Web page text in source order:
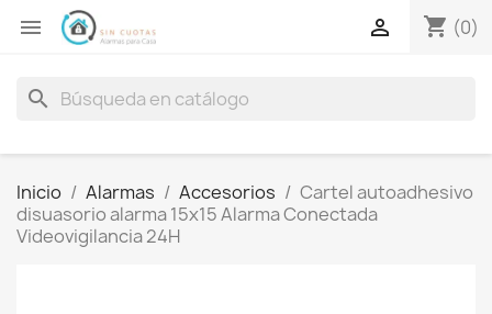
 shopping_cart (0)

search
Inicio Alarmas Accesorios
Cartel autoadhesivo
disuasorio alarma 15x15 Alarma Conectada
Videovigilancia 24H